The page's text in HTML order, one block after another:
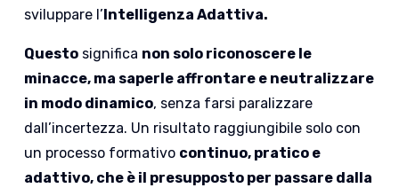
sviluppare l’Intelligenza Adattiva.
Questo significa non solo riconoscere le
minacce, ma saperle affrontare e neutralizzare
in modo dinamico, senza farsi paralizzare
dall’incertezza. Un risultato raggiungibile solo con
un processo formativo continuo, pratico e
adattivo, che è il presupposto per passare dalla